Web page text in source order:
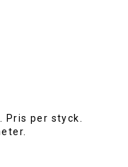
Pris per styck.